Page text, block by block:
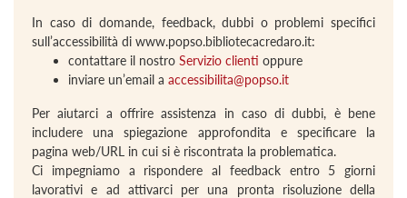
In caso di domande, feedback, dubbi o problemi specifici
sull’accessibilità di www.popso.bibliotecacredaro.it:
contattare il nostro Servizio clienti oppure
inviare un’email a accessibilita@popso.it
Per aiutarci a offrire assistenza in caso di dubbi, è bene
includere una spiegazione approfondita e specificare la
pagina web/URL in cui si è riscontrata la problematica.
Ci impegniamo a rispondere al feedback entro 5 giorni
lavorativi e ad attivarci per una pronta risoluzione della